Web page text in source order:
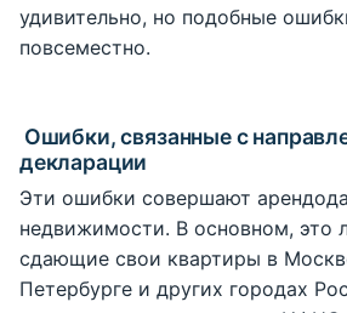
удивительно, но подобные
повсеместно.
Ошибки, связанные с
декларации
Эти ошибки совершают
недвижимости. В основном, это
сдающие свои квартиры в
Петербурге и других городах